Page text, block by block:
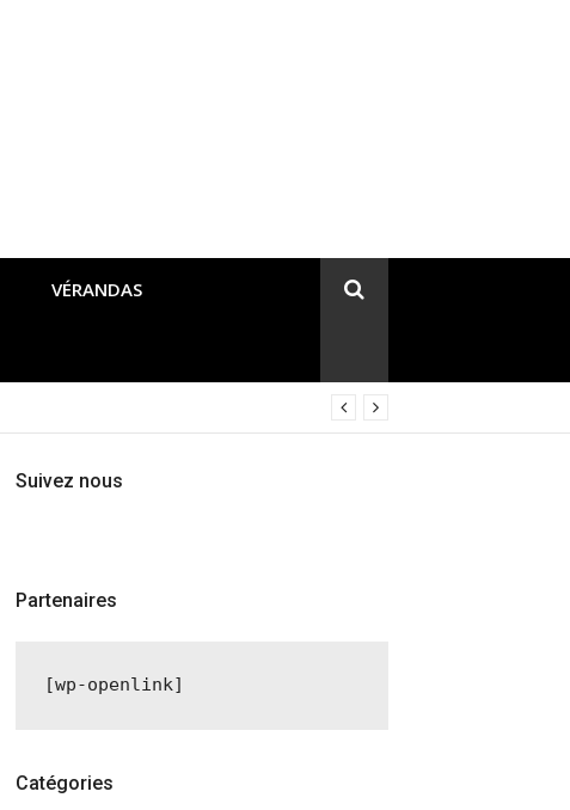
VÉRANDAS
Suivez nous
Partenaires
[wp-openlink]
Catégories